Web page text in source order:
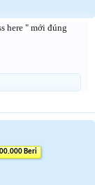
here " mới đúng
Beri